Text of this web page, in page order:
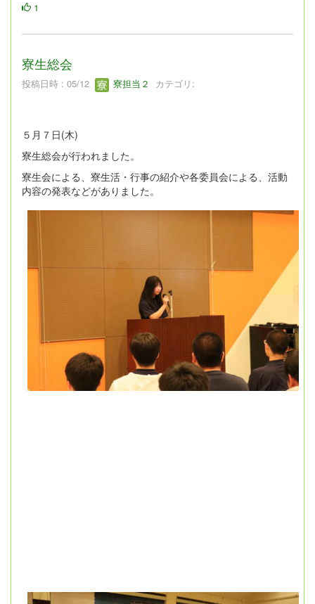
1
寮生総会
投稿日時 : 05/12 寮担当２ カテゴリ:
５月７日(木)
寮生総会が行われました。
寮生会による、寮生活・行事の紹介や各委員会による、活動
内容の発表などがありました。